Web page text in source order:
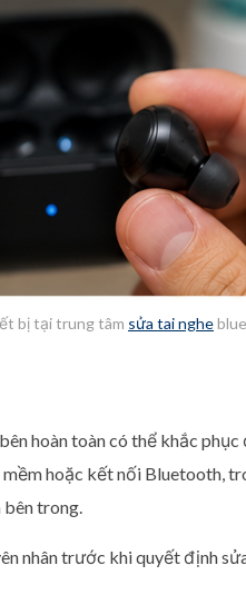
bị tại trung tâm sửa tai nghe
hoàn toàn có thể khắc
mềm hoặc kết nối Bluetooth,
trong.
nhân trước khi quyết định